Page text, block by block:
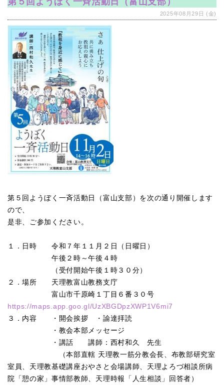
2025年08月29日 (金)
第５回ようぼく一斉活動日（富山支部）を次の通り開催します
ので、
是非、ご参加ください。
１．日時 令和７年１１月２日（日曜日）
午後２時～午後４時
（受付開始午後１時３０分）
２．場所 天理教富山教務支庁
富山市千原崎１丁目６番３０号
https://maps.app.goo.gl/UzXBGDpzXWP1V6mi7
３．内容 ・開会挨拶 ・諭達拝読
・教会本部メッセージ
・講話 講師：西村和久 先生
（本部直轄 天理教一筋分教会長、布教部研究室
室員、天理教基礎講座おやさと会場講師、 天理よろづ相談所病
院「憩の家」事情部教師、天理時報「人生相談」回答者）